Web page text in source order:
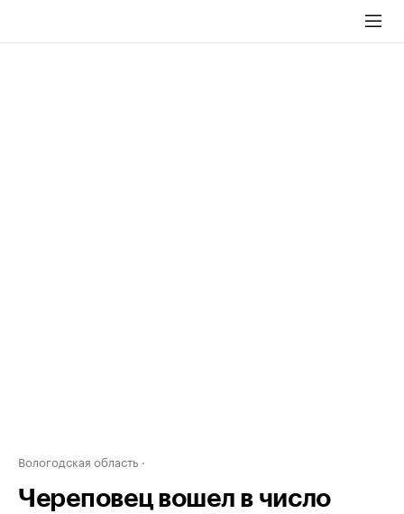
Вологодская область
Череповец вошел в число